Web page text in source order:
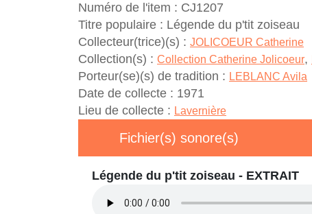
Numéro de l'item : CJ1207
Titre populaire : Légende du p'tit zoiseau
Collecteur(trice)(s) : JOLICOEUR Catherine
Collection(s) : Collection Catherine Jolicoeur,
Porteur(se)(s) de tradition : LEBLANC Avila
Date de collecte : 1971
Lieu de collecte : Lavernière
Fichier(s) sonore(s)
Légende du p'tit zoiseau - EXTRAIT